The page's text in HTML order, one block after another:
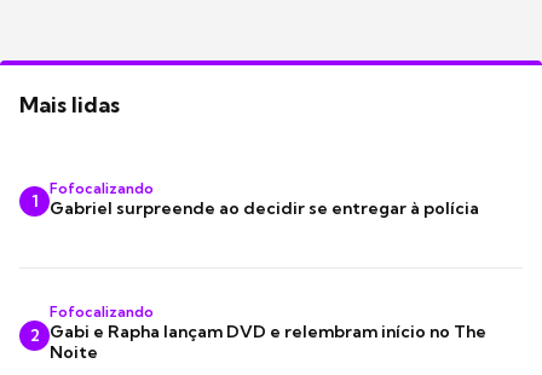
Mais lidas
1
Fofocalizando
Gabriel surpreende ao decidir se entregar à polícia
2
Fofocalizando
Gabi e Rapha lançam DVD e relembram início no The
Noite